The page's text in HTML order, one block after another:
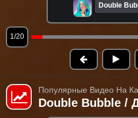
Double
1/20
Популярные Видео На
Double Bubble /